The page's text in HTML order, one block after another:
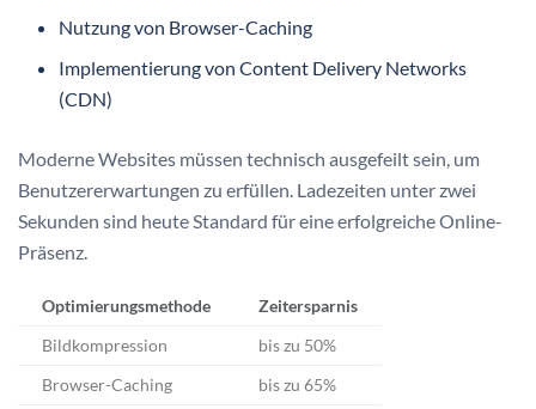
Nutzung von Browser-Caching
Implementierung von Content Delivery Networks
(CDN)
Moderne Websites müssen technisch ausgefeilt sein, um
Benutzererwartungen zu erfüllen. Ladezeiten unter zwei
Sekunden sind heute Standard für eine erfolgreiche Online-
Präsenz.
Optimierungsmethode Zeitersparnis
Bildkompression bis zu 50%
Browser-Caching bis zu 65%